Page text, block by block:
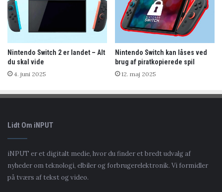
Nintendo Switch 2 er landet – Alt
du skal vide
4. juni 2025
Nintendo Switch kan låses ved
brug af piratkopierede spil
12. maj 2025
Lidt Om iNPUT
iNPUT er et digitalt medie, hvor du finder et bredt udvalg af
nyheder om teknologi, elbiler og forbrugerelektronik. Vi formidler
på tværs af tekst og video.